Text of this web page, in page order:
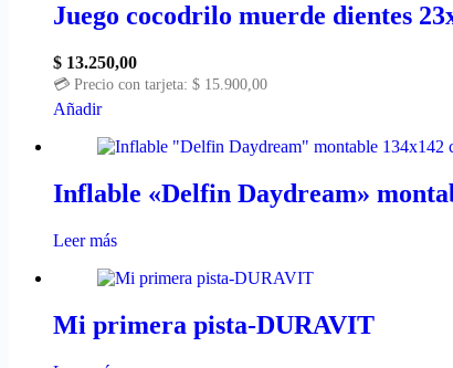
Juego cocodrilo muerde dientes
$ 13.250,00
💳 Precio con tarjeta: $ 15.900,00
Añadir
Inflable «Delfin Daydream»
Leer más
Mi primera pista-DURAVIT